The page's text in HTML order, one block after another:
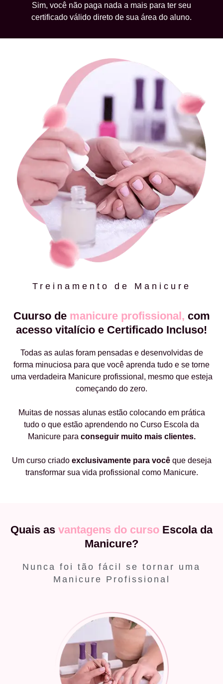
Sim, você não paga nada a mais para ter seu
certificado válido direto de sua área do aluno.
Treinamento de Manicure
Cuurso de manicure profissional, com
acesso vitalício e Certificado Incluso!
Todas as aulas foram pensadas e desenvolvidas de
forma minuciosa para que você aprenda tudo e se torne
uma verdadeira Manicure profissional, mesmo que esteja
começando do zero.
Muitas de nossas alunas estão colocando em prática
tudo o que estão aprendendo no Curso Escola da
Manicure para conseguir muito mais clientes.
Um curso criado exclusivamente para vocêque deseja
transformar sua vida profissional como Manicure.
Quais as vantagens do curso Escola da
Manicure?
Nunca foi tão fácil se tornar uma
Manicure Profissional